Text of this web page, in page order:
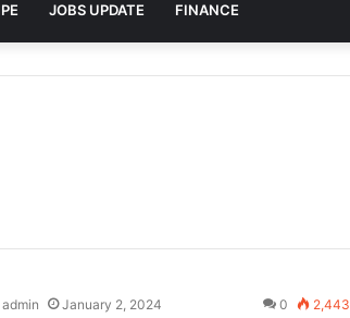
JOBS UPDATE FINANCE
admin January 2, 2024 0 2,443